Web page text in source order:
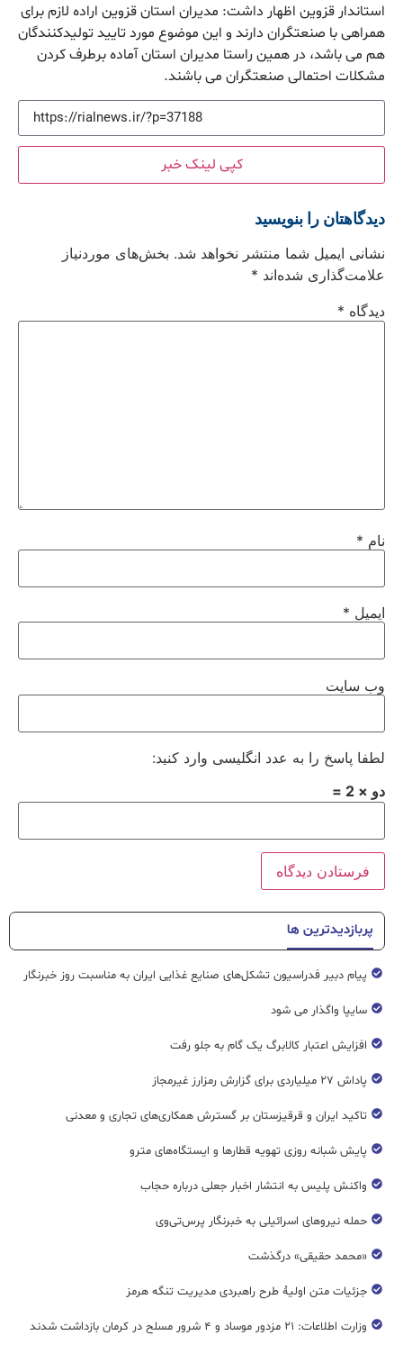
استاندار قزوین اظهار داشت: مدیران استان قزوین اراده لازم برای
همراهی با صنعتگران دارند و این موضوع مورد تایید تولیدکنندگان
هم می باشد، در همین راستا مدیران استان آماده برطرف کردن
مشکلات احتمالی صنعتگران می باشند.
کپی لینک خبر
دیدگاهتان را بنویسید
نشانی ایمیل شما منتشر نخواهد شد. بخش‌های موردنیاز
علامت‌گذاری شده‌اند *
دیدگاه *
نام *
ایمیل *
وب‌ سایت
لطفا پاسخ را به عدد انگلیسی وارد کنید:
دو × 2 =
پربازدیدترین ها
پیام دبیر فدراسیون تشکل‌های صنایع غذایی ایران به مناسبت روز خبرنگار
سایپا واگذار می شود
افزایش اعتبار کالابرگ یک گام به جلو رفت
پاداش ۲۷ میلیاردی برای گزارش رمزارز غیرمجاز
تاکید ایران و قرقیزستان بر گسترش همکاری‌های تجاری و معدنی
پایش شبانه روزی تهویه قطار‌ها و ایستگاه‌های مترو
واکنش پلیس به انتشار اخبار جعلی درباره حجاب
حمله نیروهای اسرائیلی به خبرنگار پرس‌تی‌وی
«محمد حقیقی» درگذشت
جزئیات متن اولیۀ طرح راهبردی مدیریت تنگه هرمز
وزارت اطلاعات: ۲۱ مزدور موساد و ۴ شرور مسلح در کرمان بازداشت شدند